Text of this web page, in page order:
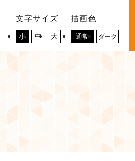
文字サイズ
小 中 大
描画色
通常 ダーク